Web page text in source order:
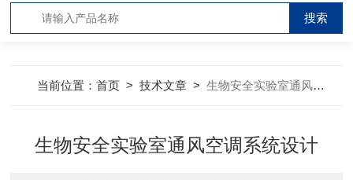
当前位置：首页 >技术文章 >生物安全实验室通风空调系统设计
生物安全实验室通风空调系统设计